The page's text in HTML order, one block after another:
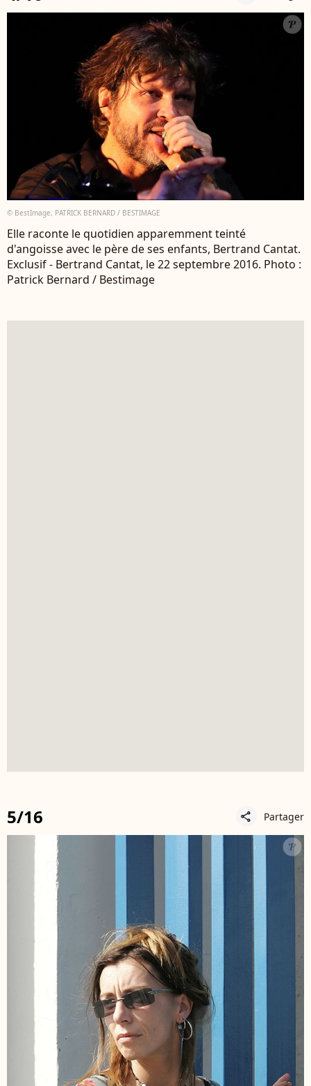
© BestImage, PATRICK BERNARD / BESTIMAGE
Elle raconte le quotidien apparemment teinté
d'angoisse avec le père de ses enfants, Bertrand Cantat.
Exclusif - Bertrand Cantat, le 22 septembre 2016. Photo :
Patrick Bernard / Bestimage
5/16 share Partager